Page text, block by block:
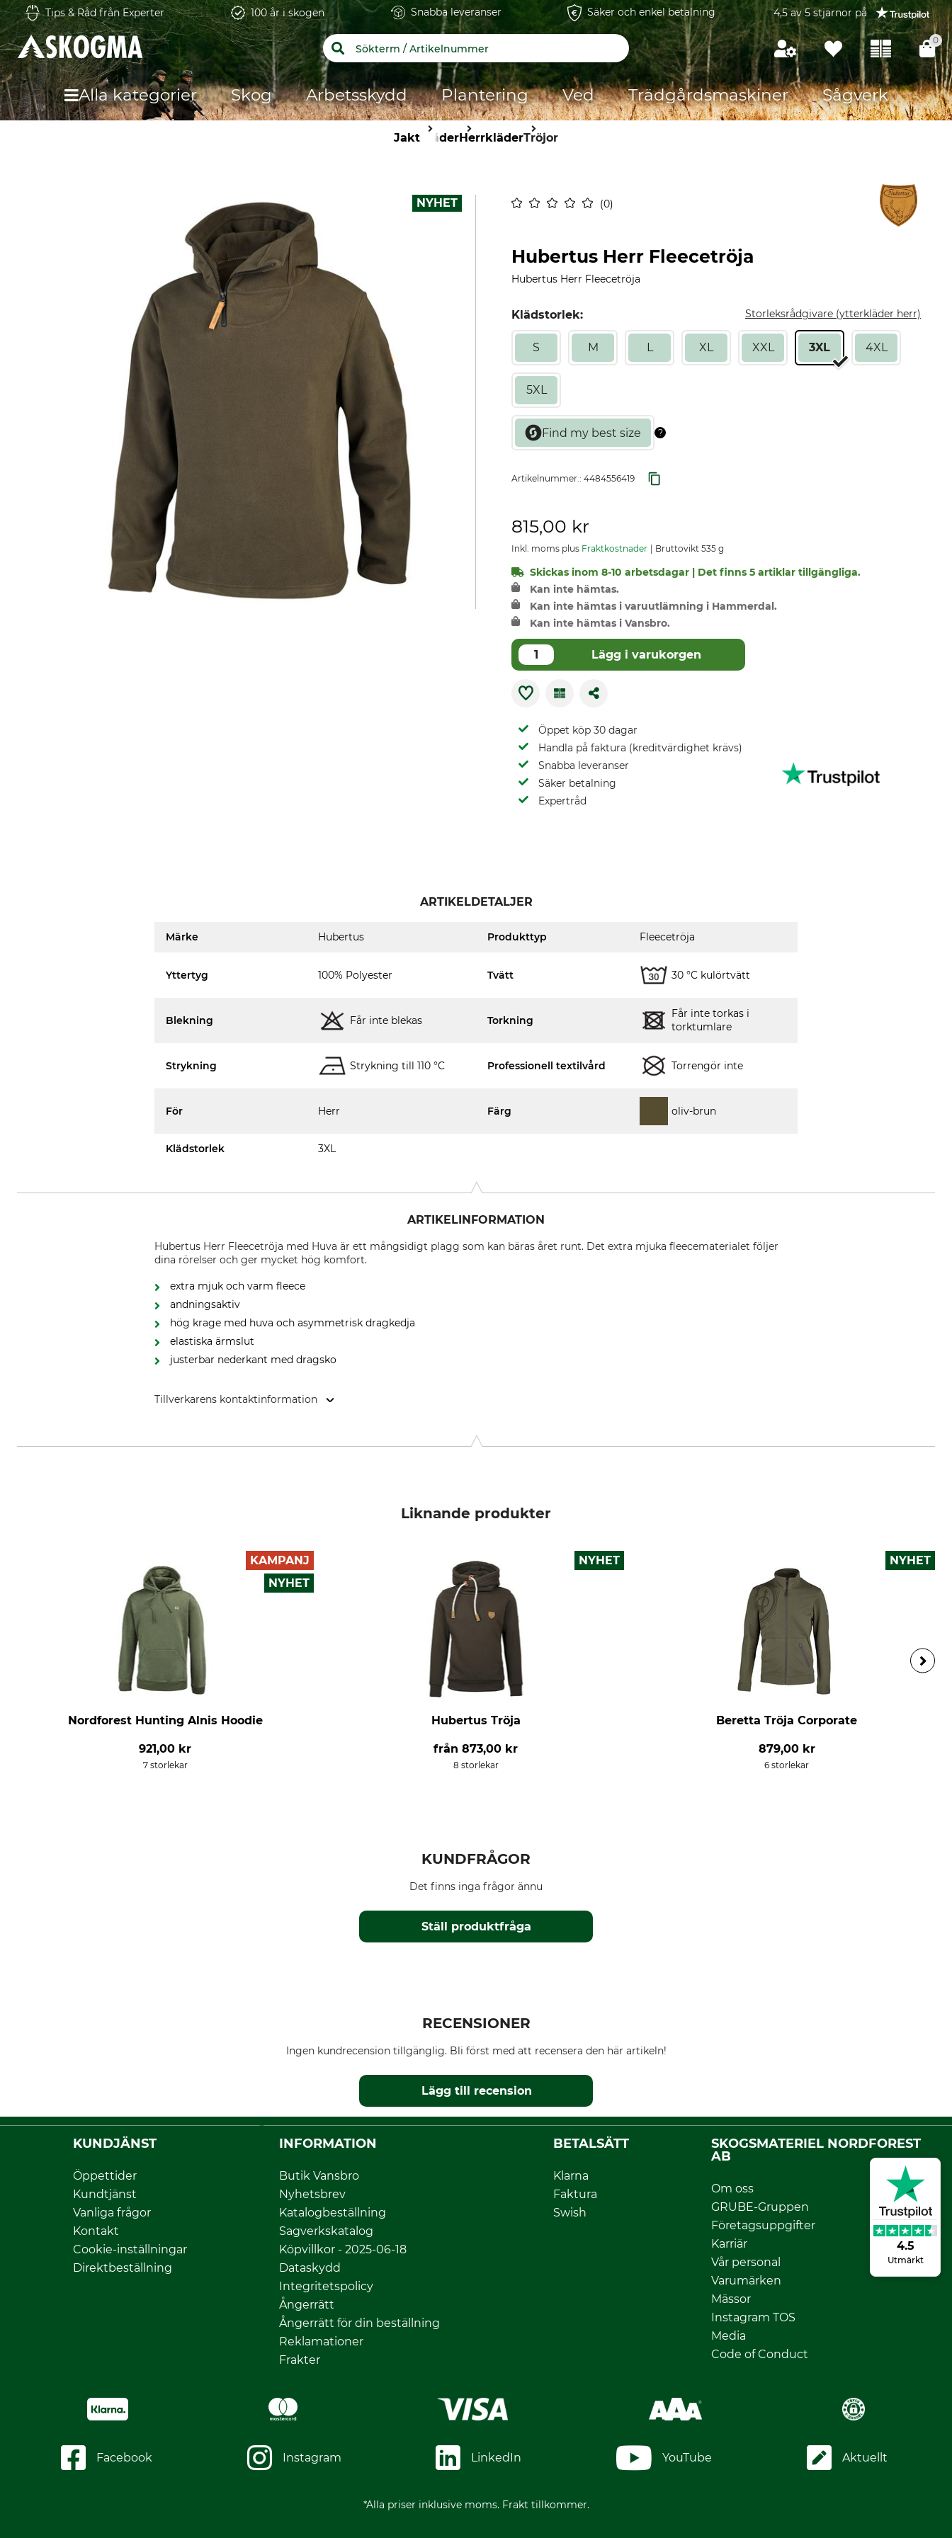
4.5
Utmärkt
Tips & Råd från Experter 100 år i skogen Snabba leveranser Säker och enkel betalning 4,5 av 5 stjärnor på
0
Alla kategorier Skog Arbetsskydd Plantering Ved Trädgårdsmaskiner Sågverk
Jakt KläderHerrkläderTröjor
0
NYHET
Hubertus Herr Fleecetröja
Hubertus Herr Fleecetröja
Klädstorlek: Storleksrådgivare (ytterkläder herr)
S M L XL XXL 3XL 4XL
5XL
Artikelnummer.: 4484556419
815,00 kr
Inkl. moms plus Fraktkostnader Bruttovikt 535 g
Skickas inom 8-10 arbetsdagar | Det finns 5 artiklar tillgängliga.
Kan inte hämtas.
Kan inte hämtas i varuutlämning i Hammerdal.
Kan inte hämtas i Vansbro.
Lägg i varukorgen
Öppet köp 30 dagar
Handla på faktura (kreditvärdighet krävs)
Snabba leveranser
Säker betalning
Expertråd
ARTIKELDETALJER
Märke Hubertus Produkttyp Fleecetröja
Yttertyg 100% Polyester Tvätt 30 °C kulörtvätt
Blekning Får inte blekas Torkning
Får inte torkas i
torktumlare
Strykning Strykning till 110 °C Professionell textilvård Torrengör inte
För Herr Färg oliv-brun
Klädstorlek 3XL
ARTIKELINFORMATION
Hubertus Herr Fleecetröja med Huva är ett mångsidigt plagg som kan bäras året runt. Det extra mjuka fleecematerialet följer
dina rörelser och ger mycket hög komfort.
extra mjuk och varm fleece
andningsaktiv
hög krage med huva och asymmetrisk dragkedja
elastiska ärmslut
justerbar nederkant med dragsko
Tillverkarens kontaktinformation
Liknande produkter
KAMPANJ
NYHET
Nordforest Hunting Alnis Hoodie
921,00 kr
7 storlekar
NYHET
Hubertus Tröja
från873,00 kr
8 storlekar
NYHET
Beretta Tröja Corporate
879,00 kr
6 storlekar
KUNDFRÅGOR
Ställ produktfråga
Det finns inga frågor ännu
RECENSIONER
Ingen kundrecension tillgänglig. Bli först med att recensera den här artikeln!
Lägg till recension
KUNDJÄNST
Öppettider
Kundtjänst
Vanliga frågor
Kontakt
Cookie-inställningar
Direktbeställning
INFORMATION
Butik Vansbro
Nyhetsbrev
Katalogbeställning
Sagverkskatalog
Köpvillkor - 2025-06-18
Dataskydd
Integritetspolicy
Ångerrätt
Ångerrätt för din beställning
Reklamationer
Frakter
BETALSÄTT
Klarna
Faktura
Swish
SKOGSMATERIEL NORDFOREST
AB
Om oss
GRUBE-Gruppen
Företagsuppgifter
Karriär
Vår personal
Varumärken
Mässor
Instagram TOS
Media
Code of Conduct
Facebook Instagram LinkedIn YouTube Aktuellt
*Alla priser inklusive moms. Frakt tillkommer.